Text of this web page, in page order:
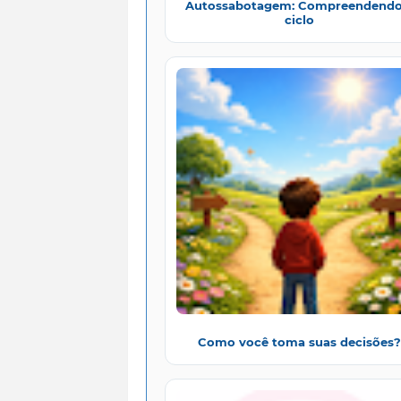
Autossabotagem:
ciclo
Como você toma suas decisões?